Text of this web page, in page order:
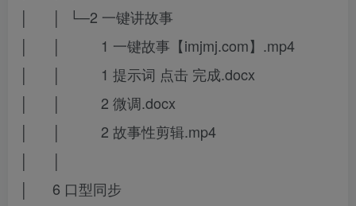
│ │ └─2 一键讲故事
│ │ 1 一键故事【imjmj.com】.mp4
│ │ 1 提示词 点击 完成.docx
│ │ 2 微调.docx
│ │ 2 故事性剪辑.mp4
│ │
│ 6 口型同步